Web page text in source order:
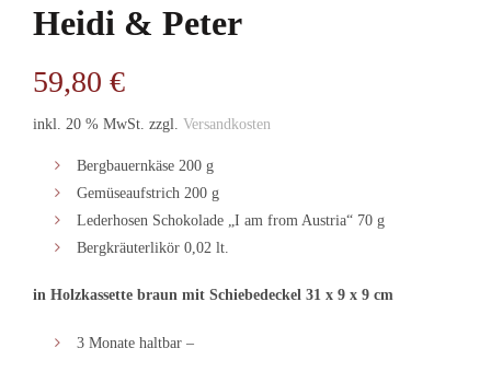
Heidi & Peter
59,80 €
inkl. 20 % MwSt. zzgl. Versandkosten
Bergbauernkäse 200 g
Gemüseaufstrich 200 g
Lederhosen Schokolade „I am from Austria“ 70 g
Bergkräuterlikör 0,02 lt.
in Holzkassette braun mit Schiebedeckel 31 x 9 x 9 cm
3 Monate haltbar –